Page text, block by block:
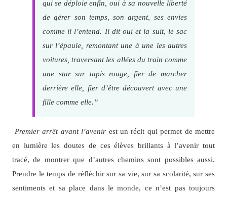
qui se déploie enfin, oui à sa nouvelle liberté
de gérer son temps, son argent, ses envies
comme il l’entend. Il dit oui et la suit, le sac
sur l’épaule, remontant une à une les autres
voitures, traversant les allées du train comme
une star sur tapis rouge, fier de marcher
derrière elle, fier d’être découvert avec une
fille comme elle.”
Premier arrêt avant l’avenir est un récit qui permet de mettre
en lumière les doutes de ces élèves brillants à l’avenir tout
tracé, de montrer que d’autres chemins sont possibles aussi.
Prendre le temps de réfléchir sur sa vie, sur sa scolarité, sur ses
sentiments et sa place dans le monde, ce n’est pas toujours